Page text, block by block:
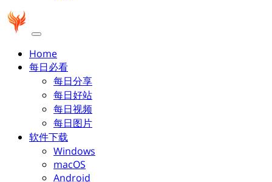
Home
每日必看
每日分享
每日好站
每日视频
每日图片
软件下载
Windows
macOS
Android